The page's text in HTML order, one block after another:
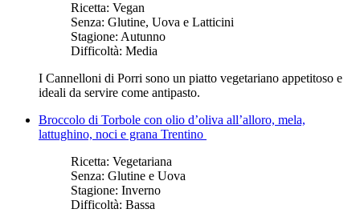
Ricetta: Vegan
Senza: Glutine, Uova e Latticini
Stagione: Autunno
Difficoltà: Media
I Cannelloni di Porri sono un piatto vegetariano appetitoso e
ideali da servire come antipasto.
Broccolo di Torbole con olio d’oliva all’alloro, mela,
lattughino, noci e grana Trentino
Ricetta: Vegetariana
Senza: Glutine e Uova
Stagione: Inverno
Difficoltà: Bassa